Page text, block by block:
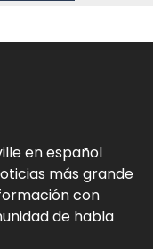
en español
más grande
con
de habla